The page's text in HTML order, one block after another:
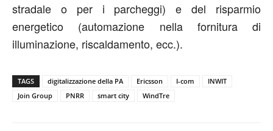
stradale o per i parcheggi) e del risparmio
energetico (automazione nella fornitura di
illuminazione, riscaldamento, ecc.).
TAGS digitalizzazione della PA Ericsson I-com
INWIT
Join Group
PNRR smart city WindTre